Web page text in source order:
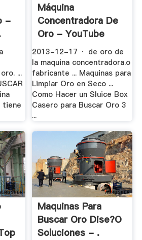
-
...
tiene
Máquina
Concentradora De
Oro - YouTube
2013-12-17 · de oro de
la maquina concentradora.o
fabricante ... Maquinas para
Limpiar Oro en Seco ...
Como Hacer un Sluice Box
Casero para Buscar Oro 3
...
Maquinas Para
Buscar Oro Dise?o
Soluciones - .